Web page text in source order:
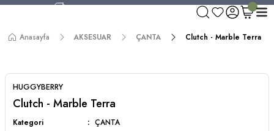
750 TL ve Üzeri Alışverişlerde Kargo Bedava!
Worldwide Shipping!
Anasayfa AKSESUAR ÇANTA Clutch - Marble Terra
HUGGYBERRY
Clutch - Marble Terra
Kategori
ÇANTA